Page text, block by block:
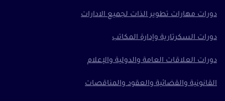
دورات مهارات تطوير الذات لجميع الادارات
دورات السكرتارية وإدارة المكاتب
دورات العلاقات العامة والدولية والإعلام
القانونية والقضائية والعقود والمناقصات